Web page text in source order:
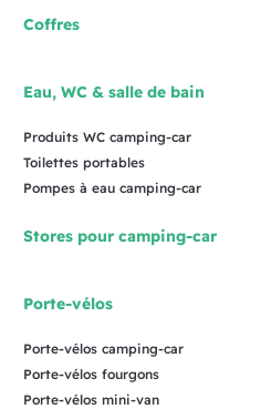
Coffres
Eau, WC & salle de bain
Produits WC camping-car
Toilettes portables
Pompes à eau camping-car
Stores pour camping-car
Porte-vélos
Porte-vélos camping-car
Porte-vélos fourgons
Porte-vélos mini-van